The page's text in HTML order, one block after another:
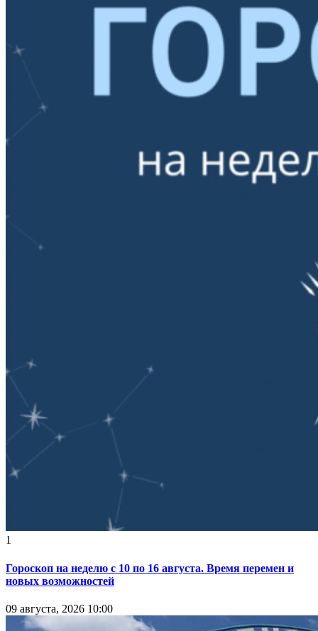
1
Гороскоп на неделю с 10 по 16 августа. Время перемен и
новых возможностей
09 августа, 2026 10:00